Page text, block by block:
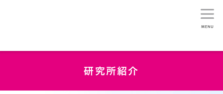
研究所紹介